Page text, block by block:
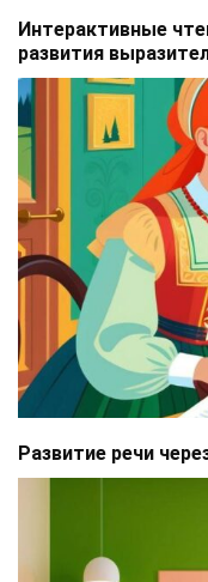
Интерактивные
развития
Развитие речи